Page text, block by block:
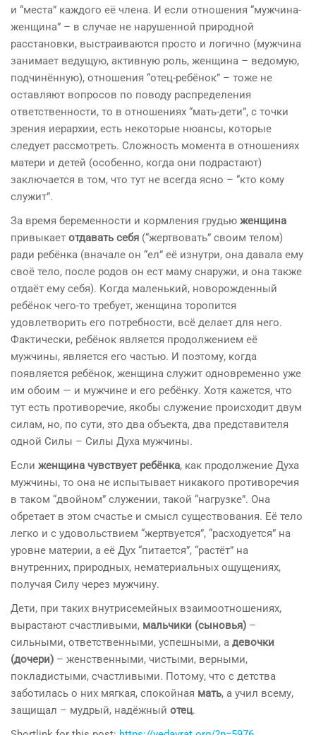
и “места” каждого её члена. И если отношения “мужчина-
женщина” – в случае не нарушенной природной
расстановки, выстраиваются просто и логично (мужчина
занимает ведущую, активную роль, женщина – ведомую,
подчинённую), отношения “отец-ребёнок” – тоже не
оставляют вопросов по поводу распределения
ответственности, то в отношениях “мать-дети”, с точки
зрения иерархии, есть некоторые нюансы, которые
следует рассмотреть. Сложность момента в отношениях
матери и детей (особенно, когда они подрастают)
заключается в том, что тут не всегда ясно – “кто кому
служит”.
За время беременности и кормления грудью женщина
привыкает отдавать себя (“жертвовать” своим телом)
ради ребёнка (вначале он “ел” её изнутри, она давала ему
своё тело, после родов он ест маму снаружи, и она также
отдаёт ему себя). Когда маленький, новорожденный
ребёнок чего-то требует, женщина торопится
удовлетворить его потребности, всё делает для него.
Фактически, ребёнок является продолжением её
мужчины, является его частью. И поэтому, когда
появляется ребёнок, женщина служит одновременно уже
им обоим — и мужчине и его ребёнку. Хотя кажется, что
тут есть противоречие, якобы служение происходит двум
силам, но, по сути, это два объекта, два представителя
одной Силы – Силы Духа мужчины.
Если женщина чувствует ребёнка, как продолжение Духа
мужчины, то она не испытывает никакого противоречия
в таком “двойном” служении, такой “нагрузке”. Она
обретает в этом счастье и смысл существования. Её тело
легко и с удовольствием “жертвуется”, “расходуется” на
уровне материи, а её Дух “питается”, “растёт” на
внутренних, природных, нематериальных ощущениях,
получая Силу через мужчину.
Дети, при таких внутрисемейных взаимоотношениях,
вырастают счастливыми, мальчики (сыновья) –
сильными, ответственными, успешными, а девочки
(дочери) – женственными, чистыми, верными,
покладистыми, счастливыми. Потому, что с детства
заботилась о них мягкая, спокойная мать, а учил всему,
защищал – мудрый, надёжный отец.